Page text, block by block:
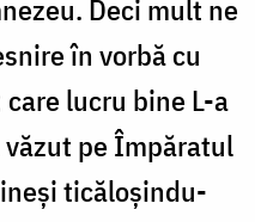
Deci mult ne
în vorbă cu
lucru bine L-a
pe Împăratul
ticăloșindu-